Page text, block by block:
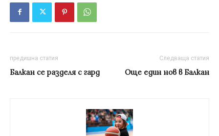
предишна статия
Балкан се разделя с гард
Следваща статия
Още един нов в Балкан